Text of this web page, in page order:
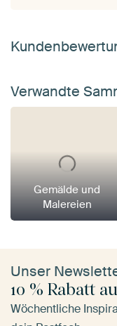
Verwandte
Gemälde und
Malereien
Unser
10 % Rabatt
Wöchentliche